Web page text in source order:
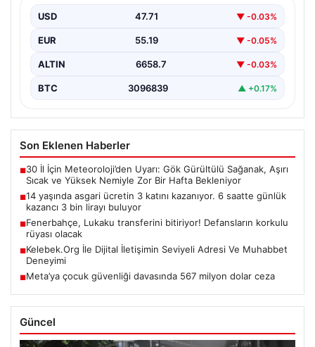
USD 47.71 ▼ -0.03%
EUR 55.19 ▼ -0.05%
ALTIN 6658.7 ▼ -0.03%
BTC 3096839 ▲ +0.17%
Son Eklenen Haberler
■30 İl İçin Meteoroloji’den Uyarı: Gök Gürültülü Sağanak, Aşırı
Sıcak ve Yüksek Nemiyle Zor Bir Hafta Bekleniyor
■14 yaşında asgari ücretin 3 katını kazanıyor. 6 saatte günlük
kazancı 3 bin lirayı buluyor
■Fenerbahçe, Lukaku transferini bitiriyor! Defansların korkulu
rüyası olacak
■Kelebek.Org İle Dijital İletişimin Seviyeli Adresi Ve Muhabbet
Deneyimi
■Meta’ya çocuk güvenliği davasında 567 milyon dolar ceza
Güncel